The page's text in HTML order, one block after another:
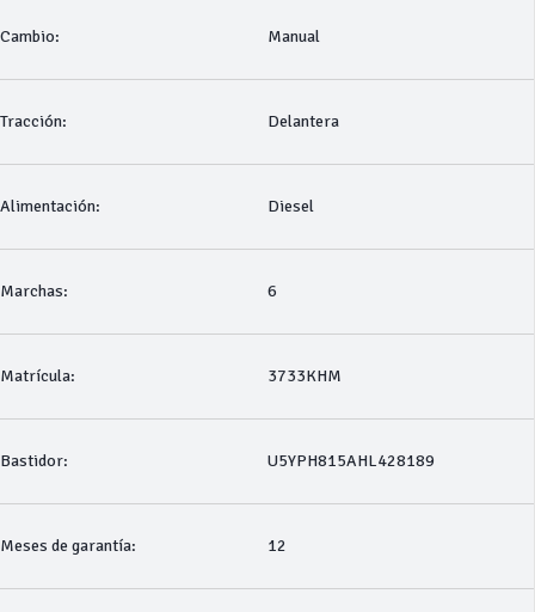
Cambio: Manual
Tracción: Delantera
Alimentación: Diesel
Marchas: 6
Matrícula: 3733KHM
Bastidor: U5YPH815AHL428189
Meses de garantía: 12